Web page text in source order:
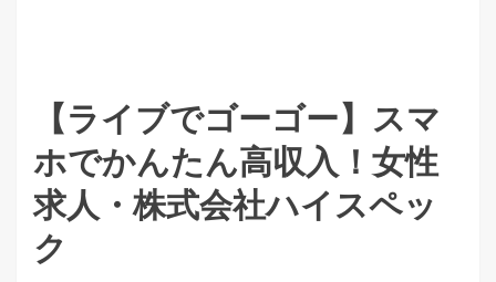
【ライブでゴーゴー】スマ
ホでかんたん高収入！女性
求人・株式会社ハイスペッ
ク